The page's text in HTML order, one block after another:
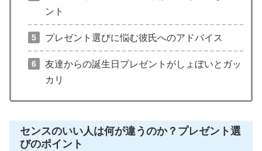
ント
プレゼント選びに悩む彼氏へのアドバイス
友達からの誕生日プレゼントがしょぼいとガッ
カリ
センスのいい人は何が違うのか？プレゼント選
びのポイント